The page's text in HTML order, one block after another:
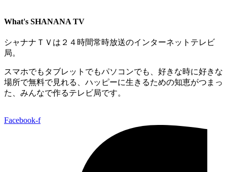
What's SHANANA TV
シャナナＴＶは２４時間常時放送のインターネットテレビ
局。
スマホでもタブレットでもパソコンでも、好きな時に好きな
場所で無料で見れる、 ハッピーに生きるための知恵がつまっ
た、みんなで作るテレビ局です。
Facebook-f